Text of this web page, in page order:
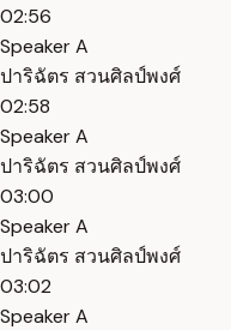
02:56
Speaker A
ปาริฉัตร สวนศิลป์พงศ์
02:58
Speaker A
ปาริฉัตร สวนศิลป์พงศ์
03:00
Speaker A
ปาริฉัตร สวนศิลป์พงศ์
03:02
Speaker A